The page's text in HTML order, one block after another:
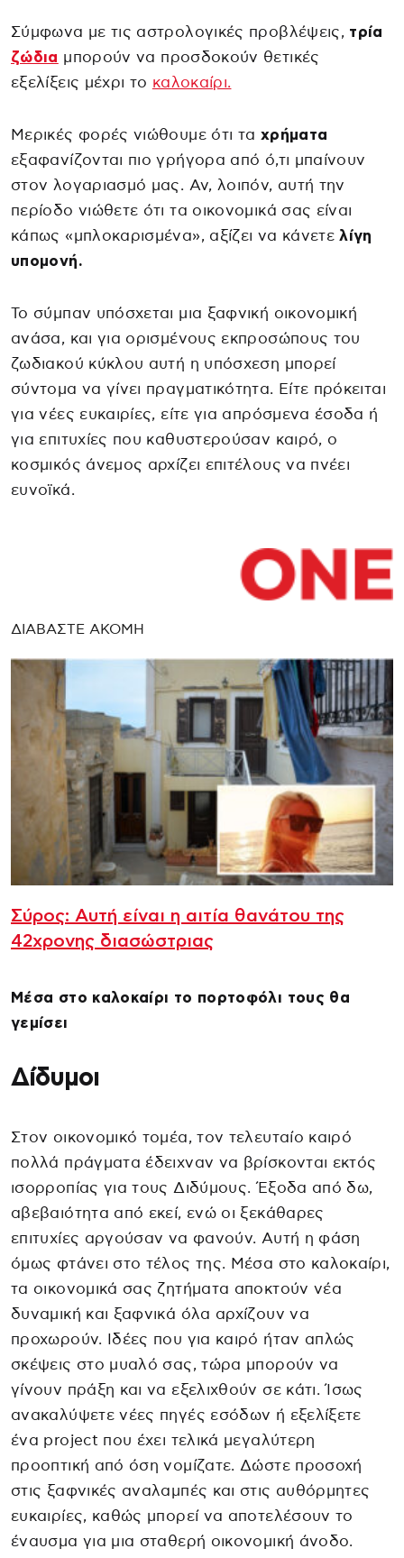
Σύμφωνα με τις αστρολογικές προβλέψεις, τρία
ζώδια μπορούν να προσδοκούν θετικές
εξελίξεις μέχρι το καλοκαίρι.
Μερικές φορές νιώθουμε ότι τα χρήματα
εξαφανίζονται πιο γρήγορα από ό,τι μπαίνουν
στον λογαριασμό μας. Αν, λοιπόν, αυτή την
περίοδο νιώθετε ότι τα οικονομικά σας είναι
κάπως «μπλοκαρισμένα», αξίζει να κάνετελίγη
υπομονή.
Το σύμπαν υπόσχεται μια ξαφνική οικονομική
ανάσα, και για ορισμένους εκπροσώπους του
ζωδιακού κύκλου αυτή η υπόσχεση μπορεί
σύντομα να γίνει πραγματικότητα. Είτε πρόκειται
για νέες ευκαιρίες, είτε για απρόσμενα έσοδα ή
για επιτυχίες που καθυστερούσαν καιρό, ο
κοσμικός άνεμος αρχίζει επιτέλους να πνέει
ευνοϊκά.
ΔΙΑΒΑΣΤΕ ΑΚΟΜΗ
Σύρος: Αυτή είναι η αιτία θανάτου της
42χρονης διασώστριας
Μέσα στο καλοκαίρι το πορτοφόλι τους θα
γεμίσει
Δίδυμοι
Στον οικονομικό τομέα, τον τελευταίο καιρό
πολλά πράγματα έδειχναν να βρίσκονται εκτός
ισορροπίας για τους Διδύμους. Έξοδα από δω,
αβεβαιότητα από εκεί, ενώ οι ξεκάθαρες
επιτυχίες αργούσαν να φανούν. Αυτή η φάση
όμως φτάνει στο τέλος της. Μέσα στο καλοκαίρι,
τα οικονομικά σας ζητήματα αποκτούν νέα
δυναμική και ξαφνικά όλα αρχίζουν να
προχωρούν. Ιδέες που για καιρό ήταν απλώς
σκέψεις στο μυαλό σας, τώρα μπορούν να
γίνουν πράξη και να εξελιχθούν σε κάτι. Ίσως
ανακαλύψετε νέες πηγές εσόδων ή εξελίξετε
ένα project που έχει τελικά μεγαλύτερη
προοπτική από όση νομίζατε. Δώστε προσοχή
στις ξαφνικές αναλαμπές και στις αυθόρμητες
ευκαιρίες, καθώς μπορεί να αποτελέσουν το
έναυσμα για μια σταθερή οικονομική άνοδο.